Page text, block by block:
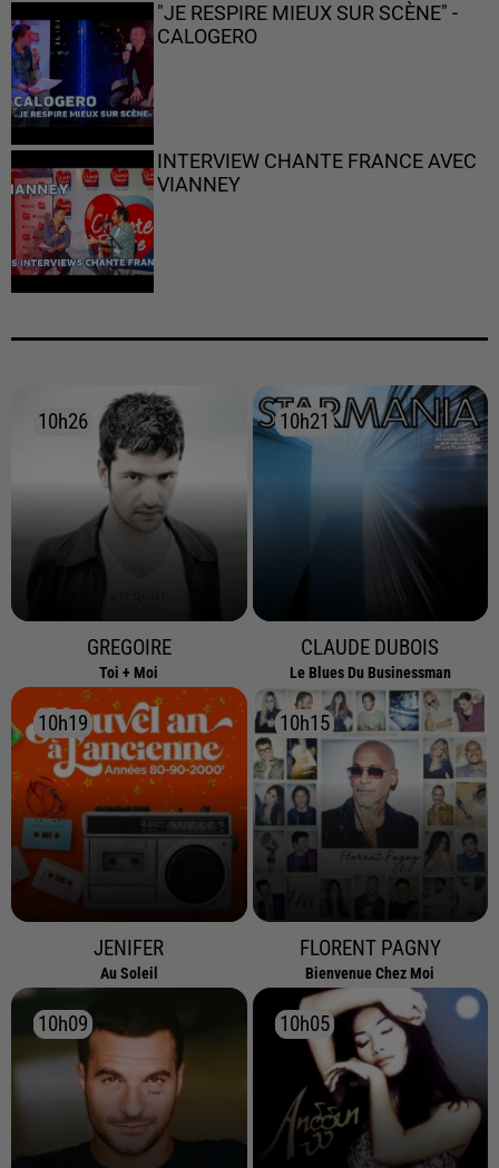
"JE RESPIRE MIEUX SUR SCÈNE" -
CALOGERO
INTERVIEW CHANTE FRANCE AVEC
VIANNEY
10h26
10h26
GREGOIRE
Toi + Moi
10h21
10h21
CLAUDE DUBOIS
Le Blues Du Businessman
10h19
10h19
JENIFER
Au Soleil
10h15
10h15
FLORENT PAGNY
Bienvenue Chez Moi
10h09
10h09 10h05
10h05